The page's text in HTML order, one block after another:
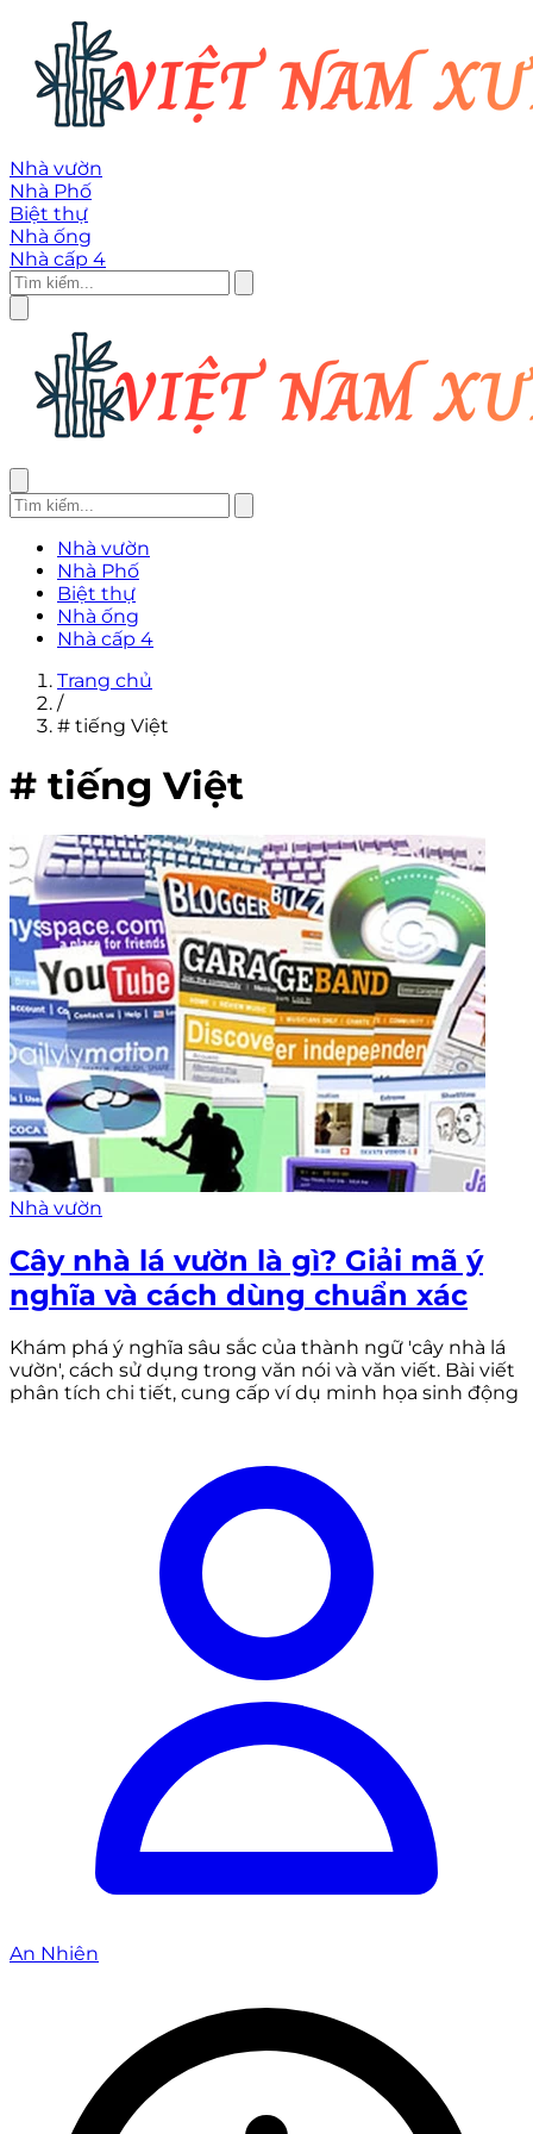
Nhà vườn
Nhà Phố
Biệt thự
Nhà ống
Nhà cấp 4
Nhà vườn
Nhà Phố
Biệt thự
Nhà ống
Nhà cấp 4
Trang chủ
/
# tiếng Việt
# tiếng Việt
Nhà vườn
Cây nhà lá vườn là gì? Giải mã ý
nghĩa và cách dùng chuẩn xác
Khám phá ý nghĩa sâu sắc của thành ngữ 'cây nhà lá
vườn', cách sử dụng trong văn nói và văn viết. Bài viết
phân tích chi tiết, cung cấp ví dụ minh họa sinh động
An Nhiên